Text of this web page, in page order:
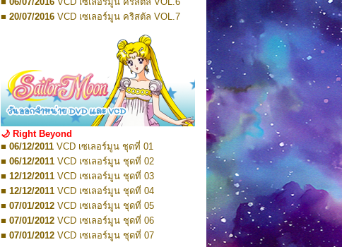
Edition 7
■ 01/2023Pretty Guardian Sailor Moon Eternal
Pretty Guardian Sailor Moon Eternal
Pretty Guardian Sailor Moon Eternal
Edition 10
■ TBA 2026Code Name: Sailor V 1
■ TBA 2026Code Name: Sailor V 2
■ 20/07/2016 VCD เซเลอร์มูน คริสตัล VOL.7
VCD เซเลอร์มูน คริสตัล VOL.9
VCD เซเลอร์มูน คริสตัล VOL.10
■ 10/08/2016
VCD เซเลอร์มูน คริสตัล VOL.11
■ 10/08/2016VCD เซเลอร์มูน คริสตัล VOL.12
■ 17/08/2016VCD เซเลอร์มูน คริสตัล VOL.13
■ 26/05/2016 DVD เซเลอร์มูน คริสตัล VOL.1
■ 08/07/2016DVD เซเลอร์มูน คริสตัล VOL.2
■ 19/08/2016 DVD เซเลอร์มูน คริสตัล VOL.3
■ 08/09/2016 DVD เซเลอร์มูน คริสตัล VOL.4
■ 07/10/2016 DVD เซเลอร์มูน คริสตัล VOL.5
■ 28/10/2016 DVD เซเลอร์มูน คริสตัล VOL.6
■ 17/11/2016DVD เซเลอร์มูน คริสตัล VOL.7
■ 17/11/2016DVD เซเลอร์มูน คริสตัล VOL.8
■ 01/01/2017 DVD เซเลอร์มูน คริสตัล Box-Set
🌙 Right Beyond
■ 06/12/2011 VCD เซเลอร์มูน ชุดที่ 01
■ 06/12/2011 VCD เซเลอร์มูน ชุดที่ 02
■ 12/12/2011 VCD เซเลอร์มูน ชุดที่ 03
■ 12/12/2011 VCD เซเลอร์มูน ชุดที่ 04
■ 07/01/2012 VCD เซเลอร์มูน ชุดที่ 05
■ 07/01/2012 VCD เซเลอร์มูน ชุดที่ 06
■ 07/01/2012 VCD เซเลอร์มูน ชุดที่ 07